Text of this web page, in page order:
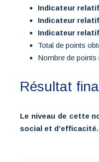
Indicateur
Indicateur
Indicateur
Total de points
Nombre de
Résultat
Le niveau de cette
social et d’efficacité.